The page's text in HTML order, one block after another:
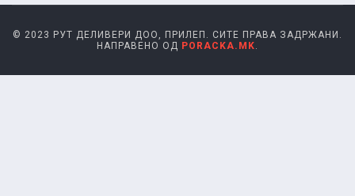
© 2023 РУТ ДЕЛИВЕРИ ДОО, ПРИЛЕП. СИТЕ ПРАВА ЗАДРЖАНИ.
НАПРАВЕНО ОД PORACKA.MK.